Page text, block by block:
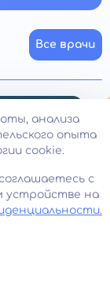
Все врачи
анализа
опыта
cookie.
с
устройстве на